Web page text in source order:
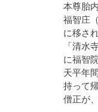
本尊胎
福智庄
に移さ
「清水
に福智
天平年
持って
僧正が